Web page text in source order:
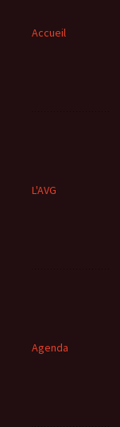
Accueil
L'AVG
Agenda